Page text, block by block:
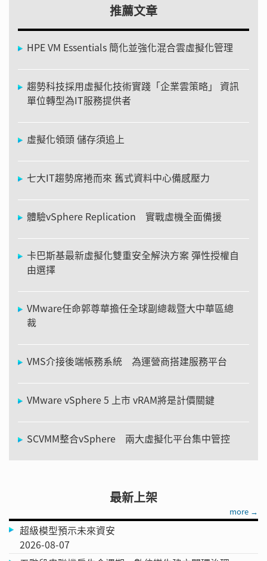
推薦文章
HPE VM Essentials 簡化並強化混合雲虛擬化管理
趨勢科技採用虛擬化技術實踐「企業雲策略」 資訊
單位轉型為IT服務提供者
虛擬化領頭 儲存須追上
七大IT趨勢席捲而來 舊式資料中心備感壓力
體驗vSphere Replication 實戰虛機全面備援
卡巴斯基最新虛擬化雙重安全解決方案 彈性授權自
由選擇
VMware任命郭尊華擔任全球副總裁暨大中華區總
裁
VMS介接後端帳務系統 為運營商搭建服務平台
VMware vSphere 5 上市 vRAM將是計價關鍵
SCVMM整合vSphere 兩大虛擬化平台集中管控
最新上架
more →
超級模型預示未來資安
2026-08-07